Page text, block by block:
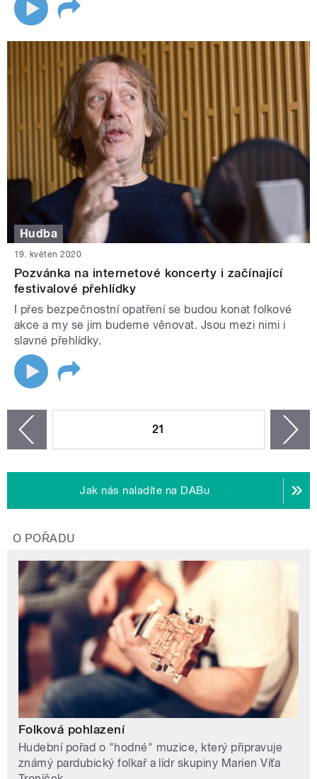
Hudba
19. květen 2020
Pozvánka na internetové koncerty i začínající
festivalové přehlídky
I přes bezpečnostní opatření se budou konat folkové
akce a my se jim budeme věnovat. Jsou mezi nimi i
slavné přehlídky.
21
Jak nás naladíte na DABu
O POŘADU
Folková pohlazení
Hudební pořad o "hodné" muzice, který připravuje
známý pardubický folkař a lídr skupiny Marien Víťa